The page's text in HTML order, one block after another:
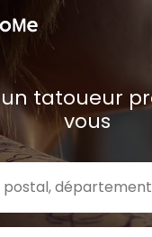
tatoueur
vous